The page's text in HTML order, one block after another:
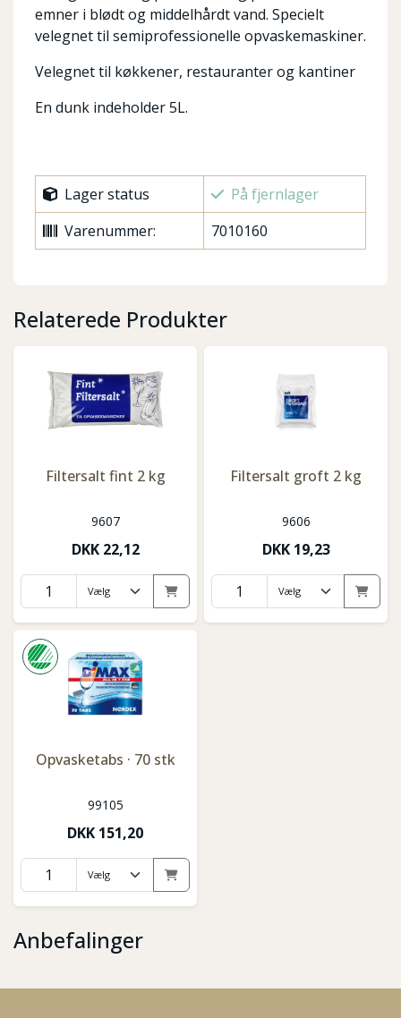
emner i blødt og middelhårdt vand. Specielt
velegnet til semiprofessionelle opvaskemaskiner.
Velegnet til køkkener, restauranter og kantiner
En dunk indeholder 5L.
Lager status
På fjernlager
Varenummer:
7010160
Relaterede Produkter
Filtersalt fint 2 kg
9607
DKK 22,12
Filtersalt groft 2 kg
9606
DKK 19,23
Opvasketabs · 70 stk
99105
DKK 151,20
Anbefalinger